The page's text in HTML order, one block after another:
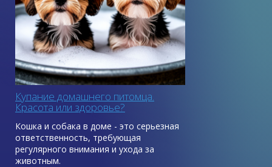
Отвечает ветеринар,
дерматолог и аллерголог Ольга
Чечора
Купание домашнего питомца.
Красота или здоровье?
Кошка и собака в доме - это серьезная
ответственность, требующая
регулярного внимания и ухода за
животным.